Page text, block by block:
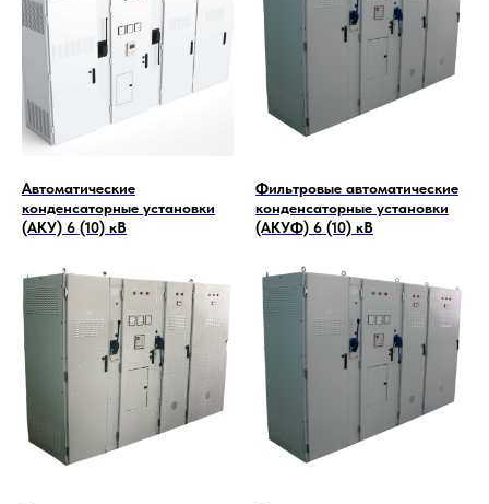
Автоматические
конденсаторные установки
(АКУ) 6 (10) кВ
Фильтровые автоматические
конденсаторные установки
(АКУФ) 6 (10) кВ